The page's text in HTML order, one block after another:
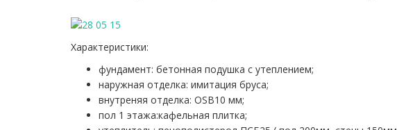
Характеристики:
фундамент: бетонная подушка с утеплением;
наружная отделка: имитация бруса;
внутреняя отделка: OSB10 мм;
пол 1 этажа:кафельная плитка;